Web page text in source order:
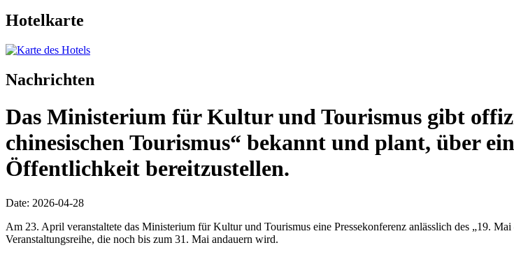
Hotelkarte
Nachrichten
Das Ministerium für Kultur und Tourismus gibt
chinesischen Tourismus“ bekannt und plant, über
Öffentlichkeit bereitzustellen.
Date: 2026-04-28
Am 23. April veranstaltete das Ministerium für Kultur und Tourismus eine Pressekonferenz anlässlich des „19.
Veranstaltungsreihe, die noch bis zum 31. Mai andauern wird.